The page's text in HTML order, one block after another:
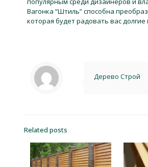
Вагонка “Штиль” способна
которая будет радовать вас долгие
Дерево Строй
Related posts